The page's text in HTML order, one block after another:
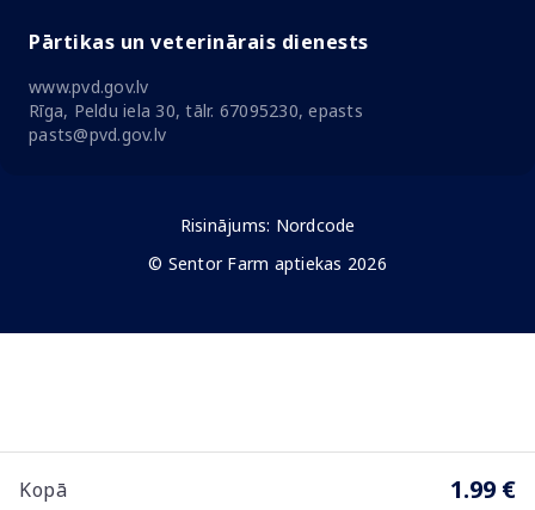
Kopā 1.99 €
Pārtikas un veterinārais dienests
www.pvd.gov.lv
Rīga, Peldu iela 30, tālr. 67095230, epasts
pasts@pvd.gov.lv
Risinājums: Nordcode
© Sentor Farm aptiekas 2026